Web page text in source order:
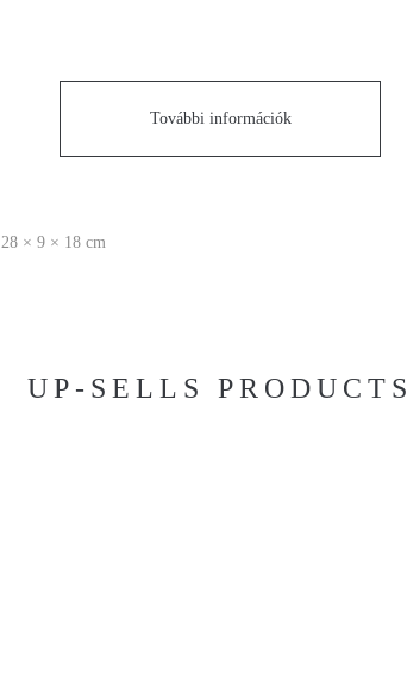
További információk
28 × 9 × 18 cm
UP-SELLS PRODUCTS